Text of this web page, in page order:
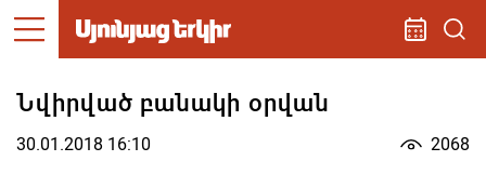
Նվիրված բանակի օրվան
30.01.2018 16:10 2068